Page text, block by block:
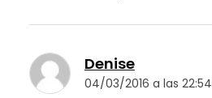
Denise
04/03/2016 a las 22:54